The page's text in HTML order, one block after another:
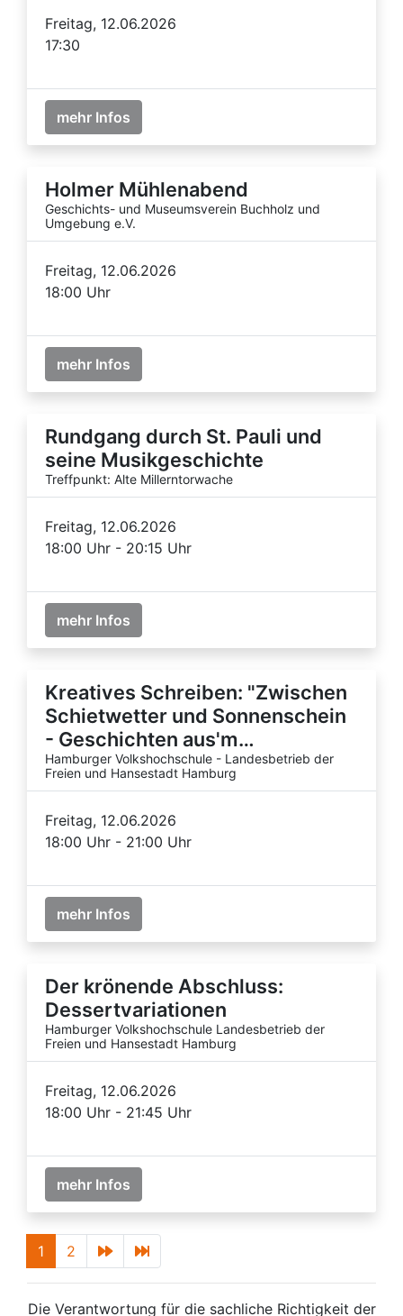
Freitag, 12.06.2026
17:30
mehr Infos
Holmer Mühlenabend
Geschichts- und Museumsverein Buchholz und
Umgebung e.V.
Freitag, 12.06.2026
18:00 Uhr
mehr Infos
Rundgang durch St. Pauli und
seine Musikgeschichte
Treffpunkt: Alte Millerntorwache
Freitag, 12.06.2026
18:00 Uhr - 20:15 Uhr
mehr Infos
Kreatives Schreiben: "Zwischen
Schietwetter und Sonnenschein
- Geschichten aus'm…
Hamburger Volkshochschule - Landesbetrieb der
Freien und Hansestadt Hamburg
Freitag, 12.06.2026
18:00 Uhr - 21:00 Uhr
mehr Infos
Der krönende Abschluss:
Dessertvariationen
Hamburger Volkshochschule Landesbetrieb der
Freien und Hansestadt Hamburg
Freitag, 12.06.2026
18:00 Uhr - 21:45 Uhr
mehr Infos
1 2
Die Verantwortung für die sachliche Richtigkeit der